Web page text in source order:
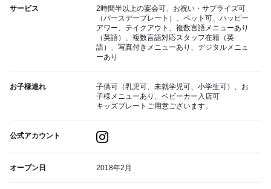
サービス
2時間半以上の宴会可、お祝い・サプライズ可
（バースデープレート）、ペット可、ハッピー
アワー、テイクアウト、複数言語メニューあり
（英語）、複数言語対応スタッフ在籍（英
語）、写真付きメニューあり、デジタルメニュ
ーあり
お子様連れ
子供可（乳児可、未就学児可、小学生可）、お
子様メニューあり、ベビーカー入店可
キッズプレートご用意ございます。
公式アカウント
オープン日 2018年2月